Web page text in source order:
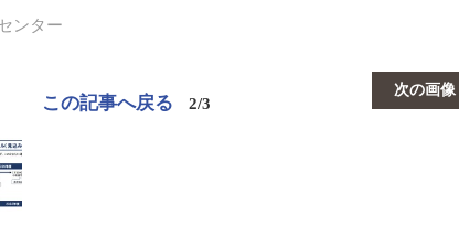
ンター
次の画像
この記事へ戻る 2/3